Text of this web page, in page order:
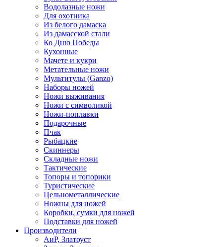
Водолазные ножи
Для охотника
Из белого дамаска
Из дамасской стали
Ко Дню Победы
Кухонные
Мачете и кукри
Метательные ножи
Мультитулы (Ganzo)
Наборы ножей
Ножи выживания
Ножи с символикой
Ножи-поплавки
Подарочные
Пчак
Рыбацкие
Скиннеры
Складные ножи
Тактические
Топоры и топорики
Туристические
Цельнометаллические
Ножны для ножей
Коробки, сумки для ножей
Подставки для ножей
Производители
АиР, Златоуст